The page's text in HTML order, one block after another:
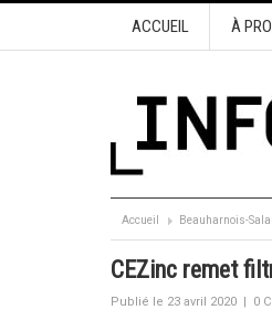
ACCUEIL À
Accueil Beauharnois-
CEZinc remet
Publié le 23 avril 2020 | 0